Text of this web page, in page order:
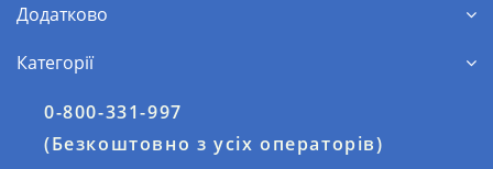
Додатково
Категорії
0-800-331-997
(Безкоштовно з усіх операторів)